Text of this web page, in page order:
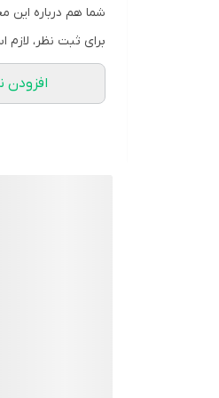
شما هم درباره این
برای ثبت نظر،
افزودن